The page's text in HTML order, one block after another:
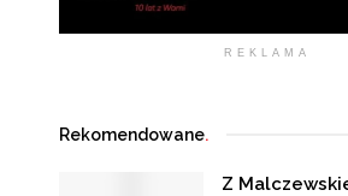
REKLAMA
Rekomendowane.
Z